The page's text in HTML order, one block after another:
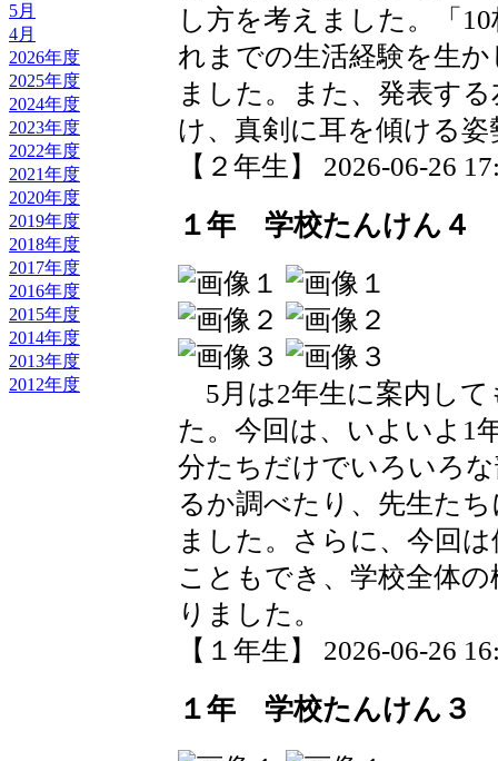
5月
4月
2026年度
2025年度
2024年度
2023年度
2022年度
2021年度
2020年度
2019年度
2018年度
2017年度
2016年度
2015年度
2014年度
2013年度
2012年度
し方を考えました。「
れまでの生活経験を生
ました。また、発表す
け、真剣に耳を傾ける
【２年生】 2026-06-26
１年 学校たんけん４
5月は2年生に案内して
た。今回は、いよいよ1
分たちだけでいろいろ
るか調べたり、先生た
ました。さらに、今回
こともでき、学校全体
りました。
【１年生】 2026-06-26
１年 学校たんけん３